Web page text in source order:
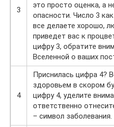
3
это просто оценка, а
опасности. Число 3
все делаете хорошо,
приведет вас к
цифру 3, обратите
Вселенной о ваших
4
Приснилась цифра 4?
здоровьем в скором
цифру 4, уделите
ответственно
– символ заболевания.